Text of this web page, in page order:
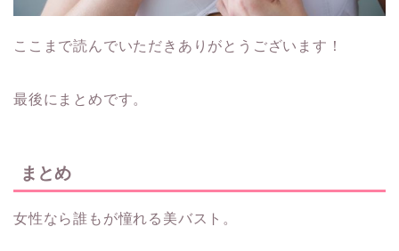
ここまで読んでいただきありがとうございます！
最後にまとめです。
まとめ
女性なら誰もが憧れる美バスト。